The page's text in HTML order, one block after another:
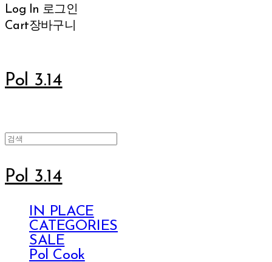
Log In 로그인
Cart장바구니
Pol 3.14
Pol 3.14
IN PLACE
CATEGORIES
SALE
Pol Cook